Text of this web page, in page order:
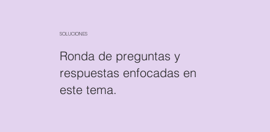
SOLUCIONES
Ronda de preguntas y
respuestas enfocadas en
este tema.